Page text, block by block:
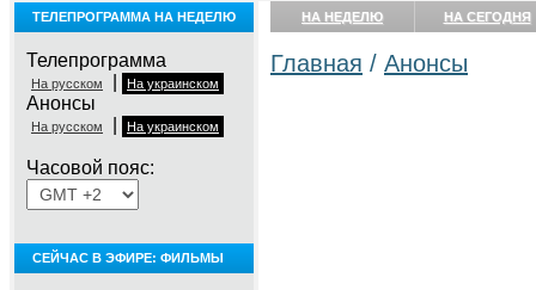
ТЕЛЕПРОГРАММА НА НЕДЕЛЮ
Телепрограмма
На русском На украинском
Анонсы
На русском На украинском
Часовой пояс:
СЕЙЧАС В ЭФИРЕ: ФИЛЬМЫ
НА НЕДЕЛЮ НА СЕГОДНЯ
Главная / Анонсы